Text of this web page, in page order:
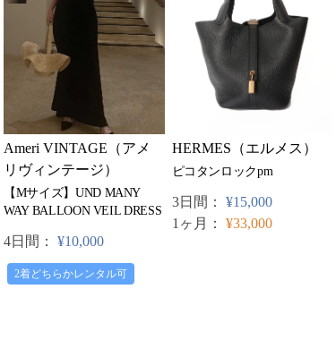
Ameri VINTAGE（アメ
リヴィンテージ）
【Mサイズ】UND MANY
WAY BALLOON VEIL DRESS
4日間： ¥10,000
2着どちらかレンタル可
HERMES（エルメス）
ピコタンロックpm
3日間： ¥15,000
1ヶ月： ¥33,000